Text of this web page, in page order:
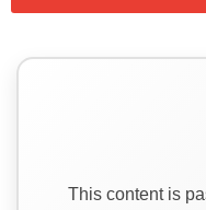
This content is